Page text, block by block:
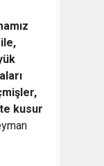
kusur